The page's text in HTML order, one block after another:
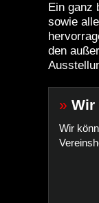
Ein ganz
sowie
den
» Wir
Wir